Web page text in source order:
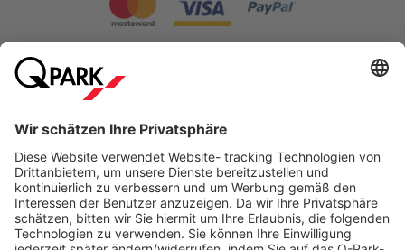
Mehr überQ-Park
Hilfe